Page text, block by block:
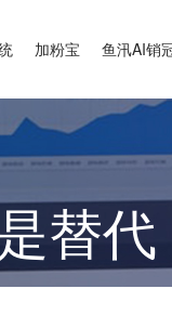
加粉宝 鱼汛AI销
替